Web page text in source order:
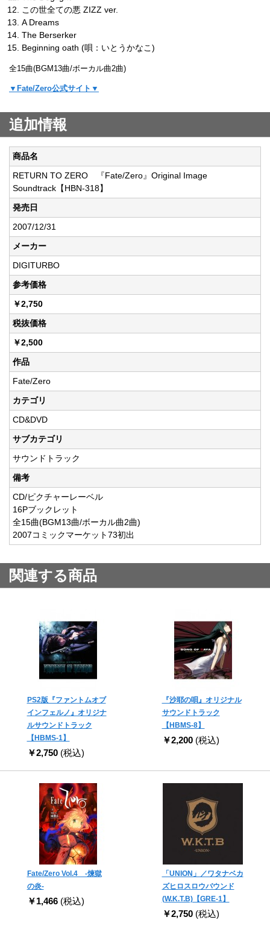
この世全ての悪 ZIZZ ver.
A Dreams
The Berserker
Beginning oath (唄：いとうかなこ)
全15曲(BGM13曲/ボーカル曲2曲)
▼Fate/Zero公式サイト▼
追加情報
商品名
RETURN TO ZERO 『Fate/Zero』Original Image
Soundtrack【HBN-318】
発売日
2007/12/31
メーカー
DIGITURBO
参考価格
￥2,750
税抜価格
￥2,500
作品
Fate/Zero
カテゴリ
CD&DVD
サブカテゴリ
サウンドトラック
備考
CD/ピクチャーレーベル
16Pブックレット
全15曲(BGM13曲/ボーカル曲2曲)
2007コミックマーケット73初出
関連する商品
PS2版『ファントムオブ
インフェルノ』オリジナ
ルサウンドトラック
【HBMS-1】
￥2,750 (税込)
『沙耶の唄』オリジナル
サウンドトラック
【HBMS-8】
￥2,200 (税込)
Fate/Zero Vol.4 -煉獄
の炎-
￥1,466 (税込)
「UNION」／ワタナベカ
ズヒロスロウバウンド
(W.K.T.B)【GRE-1】
￥2,750 (税込)